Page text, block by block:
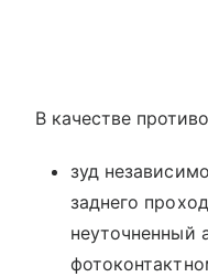
В качестве
зуд
заднего
неуточненный